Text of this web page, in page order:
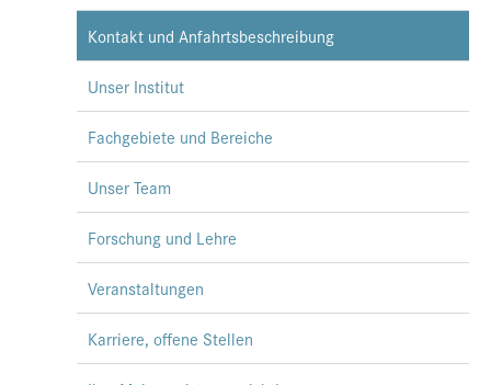
Kontakt und Anfahrtsbeschreibung
Unser Institut
Fachgebiete und Bereiche
Unser Team
Forschung und Lehre
Veranstaltungen
Karriere, offene Stellen